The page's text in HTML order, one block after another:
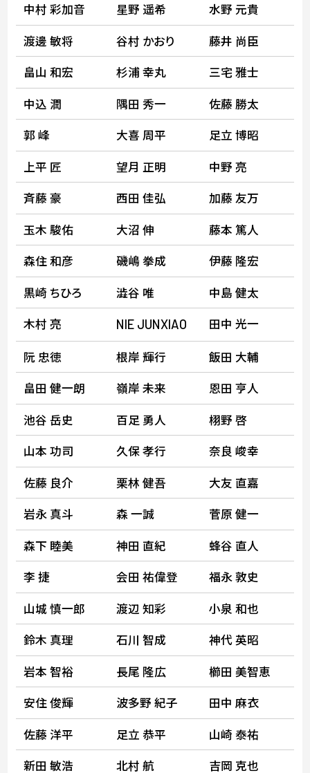
中村 彩加音
星野 遥希
水野 元貴
渡邊 敏将
谷村 かおり
藤井 尚臣
畠山 和宏
杉浦 幸丸
三宅 雅士
中込 潤
隅田 秀一
佐藤 勝太
郭 峰
大喜 周平
足立 博昭
上平 匠
望月 正明
中野 亮
斉藤 豪
西田 佳弘
加藤 友万
玉木 駿佑
大沼 伸
藤本 篤人
森住 和彦
磯嶋 拳成
伊藤 隆宏
黒崎 ちひろ
澁谷 唯
中島 健太
木村 亮
NIE JUNXIAO
田中 光一
阮 忠徳
根岸 輝行
飯田 大輔
畠田 健一朗
嶺岸 未来
恩田 亨人
池谷 岳史
百足 勇人
栩野 啓
山本 功司
久保 孝行
奈良 峻幸
佐藤 良介
栗林 健吾
大友 直嘉
岩永 真斗
森 一誠
菅原 健一
森下 睦美
神田 直紀
蜂谷 直人
李 捷
会田 祐偉登
福永 敦史
山城 慎一郎
渡辺 知彩
小泉 和也
鈴木 真理
石川 智成
神代 英昭
岩本 智裕
長尾 隆広
櫛田 美智恵
安住 俊輝
波多野 紀子
田中 麻衣
佐藤 洋平
足立 恭平
山崎 泰祐
新田 敏浩
北村 航 吉岡 克也